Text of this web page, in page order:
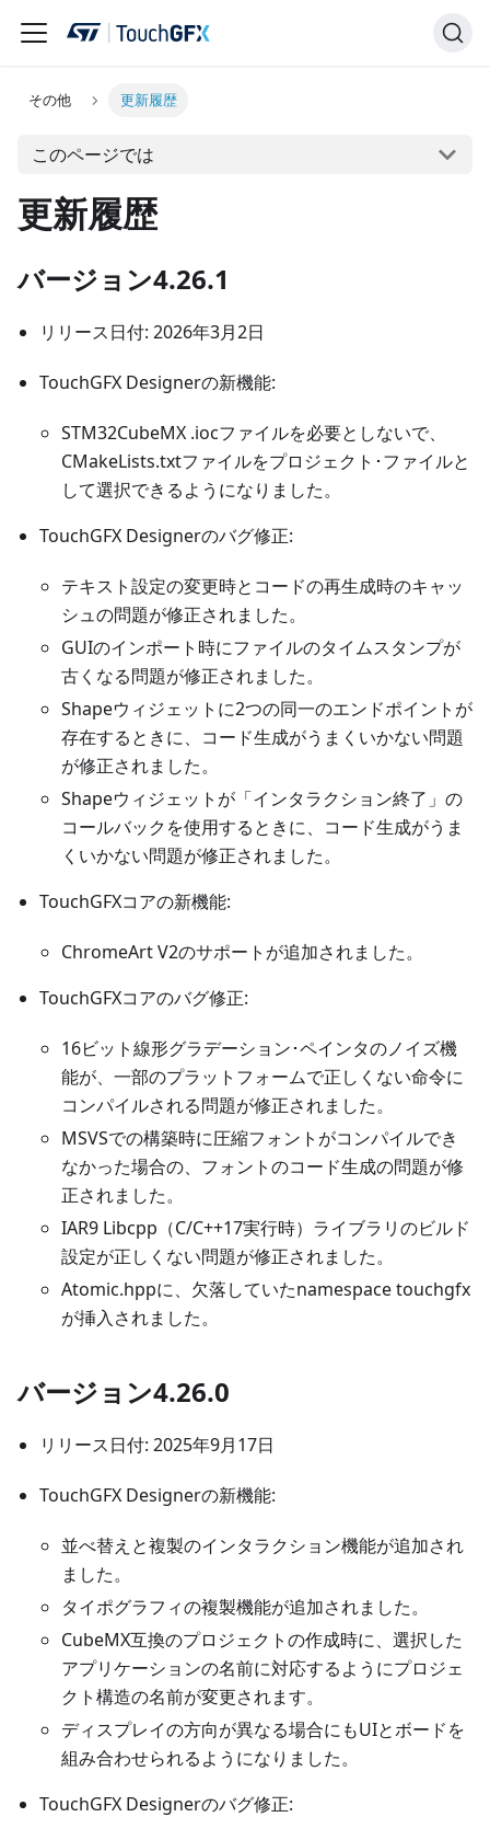
その他 更新履歴
このページでは
更新履歴
バージョン4.26.1
リリース日付: 2026年3月2日
TouchGFX Designerの新機能:
STM32CubeMX .iocファイルを必要としないで、
CMakeLists.txtファイルをプロジェクト･ファイルと
して選択できるようになりました。
TouchGFX Designerのバグ修正:
テキスト設定の変更時とコードの再生成時のキャッ
シュの問題が修正されました。
GUIのインポート時にファイルのタイムスタンプが
古くなる問題が修正されました。
Shapeウィジェットに2つの同一のエンドポイントが
存在するときに、コード生成がうまくいかない問題
が修正されました。
Shapeウィジェットが「インタラクション終了」の
コールバックを使用するときに、コード生成がうま
くいかない問題が修正されました。
TouchGFXコアの新機能:
ChromeArt V2のサポートが追加されました。
TouchGFXコアのバグ修正:
16ビット線形グラデーション･ペインタのノイズ機
能が、一部のプラットフォームで正しくない命令に
コンパイルされる問題が修正されました。
MSVSでの構築時に圧縮フォントがコンパイルでき
なかった場合の、フォントのコード生成の問題が修
正されました。
IAR9 Libcpp（C/C++17実行時）ライブラリのビルド
設定が正しくない問題が修正されました。
Atomic.hppに、欠落していたnamespace touchgfx
が挿入されました。
バージョン4.26.0
リリース日付: 2025年9月17日
TouchGFX Designerの新機能:
並べ替えと複製のインタラクション機能が追加され
ました。
タイポグラフィの複製機能が追加されました。
CubeMX互換のプロジェクトの作成時に、選択した
アプリケーションの名前に対応するようにプロジェ
クト構造の名前が変更されます。
ディスプレイの方向が異なる場合にもUIとボードを
組み合わせられるようになりました。
TouchGFX Designerのバグ修正: